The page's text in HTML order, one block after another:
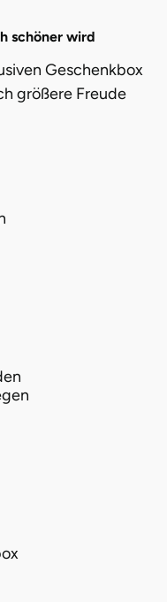
schöner wird
Geschenkbox
größere Freude